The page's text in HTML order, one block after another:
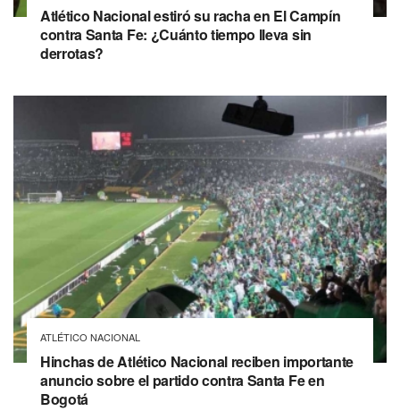
Atlético Nacional estiró su racha en El Campín
contra Santa Fe: ¿Cuánto tiempo lleva sin
derrotas?
ATLÉTICO NACIONAL
Hinchas de Atlético Nacional reciben importante
anuncio sobre el partido contra Santa Fe en
Bogotá